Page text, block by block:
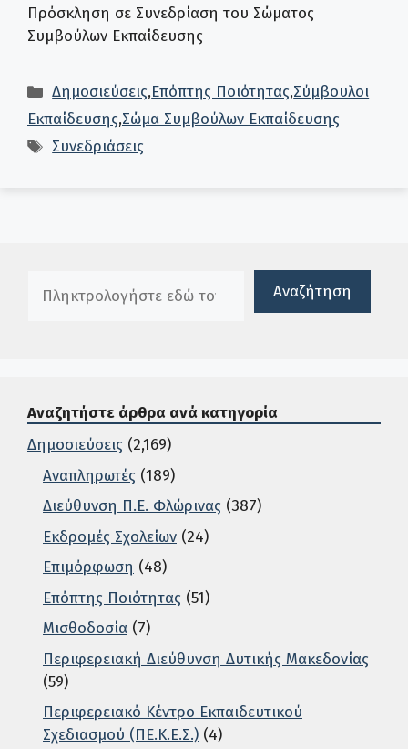
Πρόσκληση σε Συνεδρίαση του Σώματος
Συμβούλων Εκπαίδευσης
Κατηγορίες
Δημοσιεύσεις,Επόπτης Ποιότητας,Σύμβουλοι
Εκπαίδευσης,Σώμα Συμβούλων Εκπαίδευσης
Ετικέτες
Συνεδριάσεις
Αναζήτηση
Αναζητήστε άρθρα ανά κατηγορία
Δημοσιεύσεις (2,169)
Αναπληρωτές (189)
Διεύθυνση Π.Ε. Φλώρινας (387)
Εκδρομές Σχολείων (24)
Επιμόρφωση (48)
Επόπτης Ποιότητας (51)
Μισθοδοσία (7)
Περιφερειακή Διεύθυνση Δυτικής Μακεδονίας
(59)
Περιφερειακό Κέντρο Εκπαιδευτικού
Σχεδιασμού (ΠΕ.Κ.Ε.Σ.) (4)